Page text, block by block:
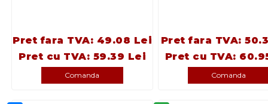
Pret fara TVA: 49.08 Lei
Pret cu TVA: 59.39 Lei
Comanda
Pret fara TVA:
Pret cu TVA:
Comanda